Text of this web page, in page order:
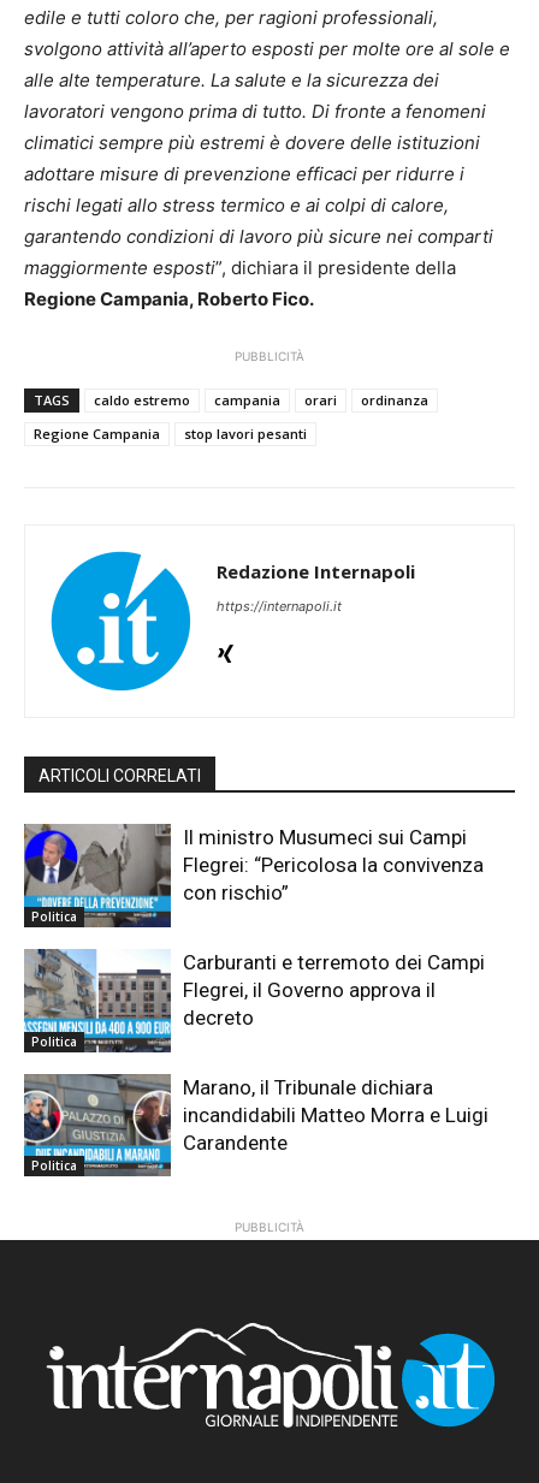
edile e tutti coloro che, per ragioni professionali,
svolgono attività all’aperto esposti per molte ore al sole e
alle alte temperature. La salute e la sicurezza dei
lavoratori vengono prima di tutto. Di fronte a fenomeni
climatici sempre più estremi è dovere delle istituzioni
adottare misure di prevenzione efficaci per ridurre i
rischi legati allo stress termico e ai colpi di calore,
garantendo condizioni di lavoro più sicure nei comparti
maggiormente esposti”, dichiara il presidente della
Regione Campania, Roberto Fico.
PUBBLICITÀ
TAGS caldo estremo campania orari
ordinanza
Regione Campania
stop lavori pesanti
Redazione Internapoli
https://internapoli.it
ARTICOLI CORRELATI
Politica
Il ministro Musumeci sui Campi
Flegrei: “Pericolosa la convivenza
con rischio”
Politica
Carburanti e terremoto dei Campi
Flegrei, il Governo approva il
decreto
Politica
Marano, il Tribunale dichiara
incandidabili Matteo Morra e Luigi
Carandente
PUBBLICITÀ